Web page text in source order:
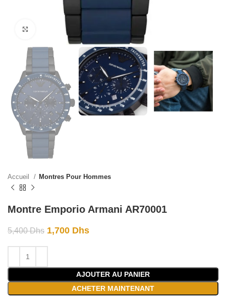
Click to enlarge
Accueil Montres Pour Hommes
Montre Emporio Armani AR70001
5,400Dhs 1,700 Dhs
AJOUTER AU PANIER
ACHETER MAINTENANT